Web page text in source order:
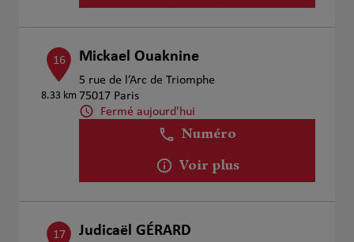
16
8.33 km
Mickael Ouaknine
5 rue de l’Arc de Triomphe
75017 Paris
Fermé aujourd'hui
Numéro
Voir plus
17 Judicaël GÉRARD